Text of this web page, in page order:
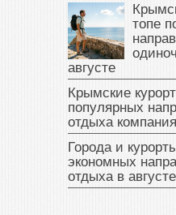
топе
августе
Крымские
популярных
отдыха
Города и
экономных
отдыха в августе